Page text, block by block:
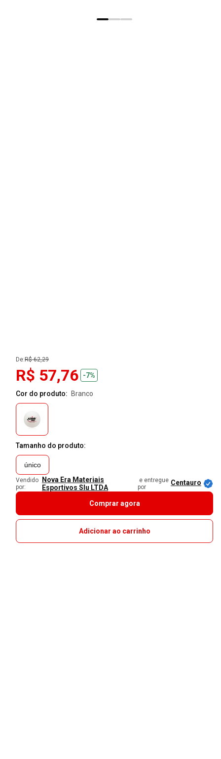
De:R$ 62,29
R$ 57,76 -7%
Cor do produto: branco
Tamanho do produto:
único
Vendido
por:
Nova Era Materiais
Esportivos Slu LTDA
e entregue
por
Centauro
Comprar agora
Adicionar ao carrinho